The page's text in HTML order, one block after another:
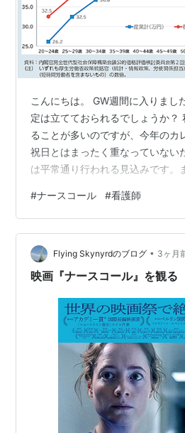
こんにちは。 GW週間に入りまし
定は立てておられるでしょうか？
ることが多いのですが、今年のカ
祝日とはまったく重なっていない
は平常通り行われる見込みです。
のですが、このブログを読んでい
で、私と同様の長期入院の経験が
らっしゃるのでしょうか。 健康
に行かない方にはピンとこない話
院という職場はかなり過酷な労働
#ナースコール #看護師
Flying Skynyrdのブログ • 3ヶ月
映画『ナースコール』を観る